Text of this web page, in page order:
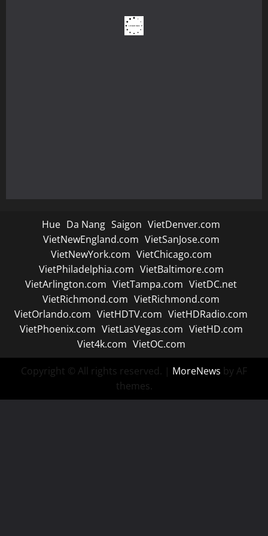
Hue Da Nang Saigon VietDenver.com
VietNewEngland.com VietSanJose.com
VietNewYork.com VietChicago.com
VietPhiladelphia.com VietBaltimore.com
VietArlington.com VietTampa.com VietDC.net
VietRichmond.com VietRichmond.com
VietOrlando.com VietHDTV.com VietHDRadio.com
VietPhoenix.com VietLasVegas.com VietHD.com
Viet4k.com VietOC.com
Copyright © All rights reserved. | MoreNews by AF
themes.